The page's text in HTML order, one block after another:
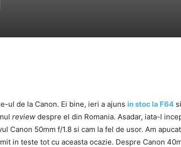
ul de la Canon. Ei bine, ieri a ajuns in stoc la F64
review despre el din Romania. Asadar, iata-l
Canon 50mm f/1.8 si cam la fel de usor. Am
in teste tot cu aceasta ocazie. Despre Canon